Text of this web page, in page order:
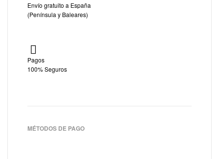
Envío gratuito a España
(Península y Baleares)
Pagos
100% Seguros
MÉTODOS DE PAGO